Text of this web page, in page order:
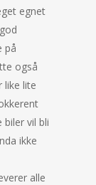
egnet
på
også
like lite
biler vil bli
ikke
alle